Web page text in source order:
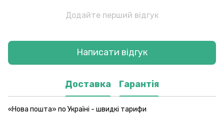
Додайте перший відгук
Написати відгук
Доставка Гарантія
«Нова пошта» по Україні - швидкі тарифи